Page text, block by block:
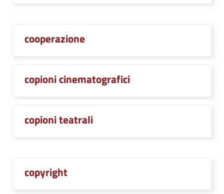
cooperazione
copioni cinematografici
copioni teatrali
copyright